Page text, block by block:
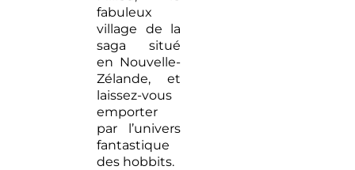
fabuleux
village de la
saga situé
en Nouvelle-
Zélande, et
laissez-vous
emporter
par l’univers
fantastique
des hobbits.